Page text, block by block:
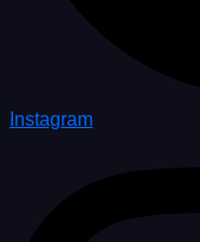
Instagram